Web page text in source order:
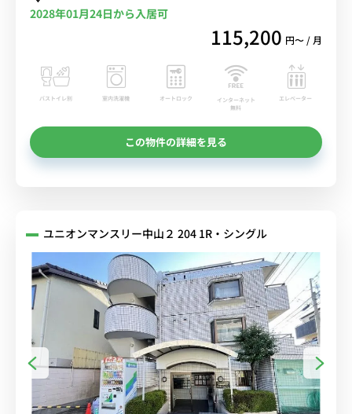
2028年01月24日から入居可
115,200 円〜 / 月
バストイレ別 室内洗濯機 オートロック
インターネット
無料
エレベーター
この物件の詳細を見る
ユニオンマンスリー中山２ 204 1R・シングル